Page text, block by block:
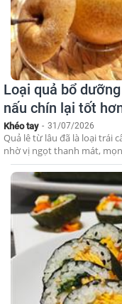
Loại quả bổ
nấu chín lại tốt
Khéo tay - 31/07/2026
Quả lê từ lâu đã là loại trái
nhờ vị ngọt thanh mát,